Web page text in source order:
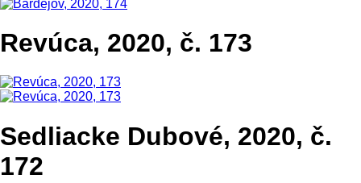
Revúca, 2020, č. 173
Sedliacke Dubové, 2020, č.
172